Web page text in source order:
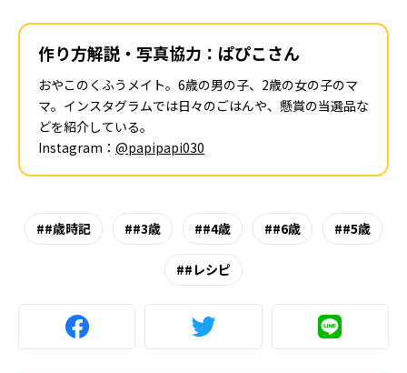
作り方解説・写真協力：ぱぴこさん
おやこのくふうメイト。6歳の男の子、2歳の女の子のマ
マ。インスタグラムでは日々のごはんや、懸賞の当選品な
どを紹介している。
Instagram： @papipapi030
#歳時記 #3歳 #4歳 #6歳 #5歳
#レシピ